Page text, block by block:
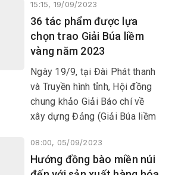
15:15, 19/09/2023
36 tác phẩm được lựa
chọn trao Giải Búa liềm
vàng năm 2023
Ngày 19/9, tại Đài Phát thanh
và Truyền hình tỉnh, Hội đồng
chung khảo Giải Báo chí về
xây dựng Đảng (Giải Búa liềm
tổ chức chấm chung khảo để
lựa chọn các tác phẩm đạt
08:00, 05/09/2023
Hướng đồng bào miền núi